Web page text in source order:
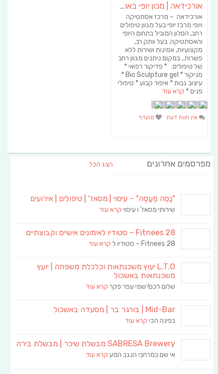
אורכידאה | מכון יופי באופקים
אורכידאה – מרכז אסתטיקה
ויופי מרכז יופי בעל מגוון טיפולים
רחב, הסלון המוביל בתחום היופי
והאסתטיקה. בעל וותק רב,
מקצועיות, אמינות ושירות ללא
פשרות.. במקום ניתנים מגוון רחב
של טיפולים: * פדיקור רפואי *
מניקור * Bio Sculpture gel *
עיצוב גבות * איפור קבוע * טיפולי
פנים * קרא עוד
אין חוות דעת מועדף
מפרסמים אחרונים הצג הכל
"נַסֵּה מְעַסֶּה" – עיסוי | מסאז' | טיפולים | אירועים
שירותי מסאז' ו עיסוי קרא עוד
Fitnees 28 – סטודיו לאימונים אישיים וקבוצתיים
Fitnees 28 – סטודיו ל קרא עוד
L.T.O יעוץ משכנתאות וכלכלת משפחה | יועץ
משכנתאות באשכול
שלום לכם! שמי עפר פקר קרא עוד
Mid-Bar | בורגר בר | מסעדה באשכול
בפינה הכי קרא עוד
SABRESA Brewery מבשלת שיכר | מבשלת בירה
אי שם במרחבי הנגב המע קרא עוד